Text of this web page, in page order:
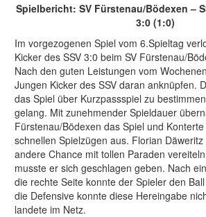
Spielbericht: SV Fürstenau/Bödexen –
3:0 (1:0)
Im vorgezogenen Spiel vom 6.Spieltag
Kicker des SSV 3:0 beim SV Fürstenau/
Nach den guten Leistungen vom
Jungen Kicker des SSV daran anknüpfen.
das Spiel über Kurzpassspiel zu
gelang. Mit zunehmender Spieldauer
Fürstenau/Bödexen das Spiel und
schnellen Spielzügen aus. Florian
andere Chance mit tollen Paraden
musste er sich geschlagen geben. Nach
die rechte Seite konnte der Spieler den
die Defensive konnte diese Hereingabe
landete im Netz.